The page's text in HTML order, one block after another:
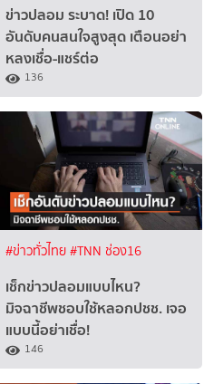
ข่าวปลอม ระบาด! เปิด 10
อันดับคนสนใจสูงสุด เตือนอย่า
หลงเชื่อ-แชร์ต่อ
136
#ข่าวทั่วไทย#TNN ช่อง16
เช็กข่าวปลอมแบบไหน?
มิจฉาชีพชอบใช้หลอกปชช. เจอ
แบบนี้อย่าเชื่อ!
146